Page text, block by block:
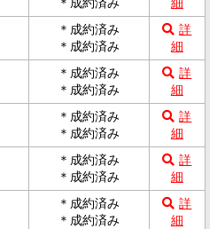
＊成約済み
＊成約済み
詳
細
＊成約済み
＊成約済み
詳
細
＊成約済み
＊成約済み
詳
細
＊成約済み
＊成約済み
詳
細
＊成約済み
＊成約済み
詳
細